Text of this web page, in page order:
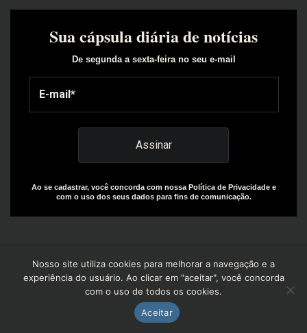
Sua cápsula diária de notícias
De segunda a sexta-feira no seu e-mail
Ao se cadastrar, você concorda com nossa Política de Privacidade e
com o uso dos seus dados para fins de comunicação.
Copyright© 2025 | Design by: The Everly Growth Agency |
Powered by: R+W Capital
Nosso site utiliza cookies para melhorar a navegação e a
experiência do usuário. Ao clicar em "aceitar", você concorda
com o uso de todos os cookies.
Aceitar